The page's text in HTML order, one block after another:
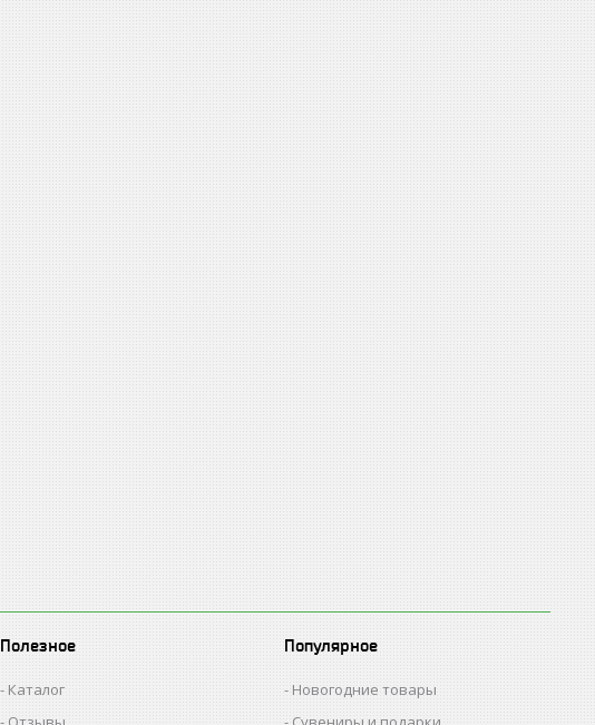
Полезное
Каталог
Популярное
Новогодние товары